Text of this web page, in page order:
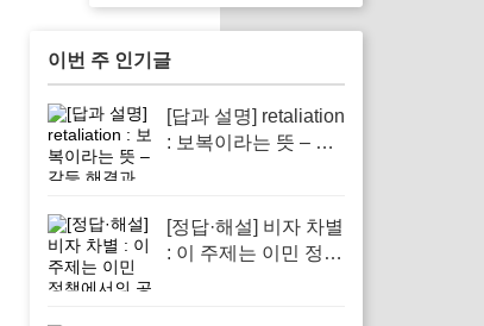
이번 주 인기글
[답과 설명] retaliation
: 보복이라는 뜻 – 갈
작용하는 단어입니다
[정답·해설] 비자 차별
: 이 주제는 이민 정책